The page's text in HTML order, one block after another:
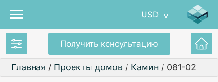
Получить консультацию
USD
Главная / Проекты домов / Камин / 081-02